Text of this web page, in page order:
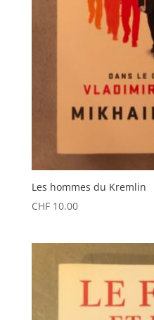
Les hommes du Kremlin
CHF10.00